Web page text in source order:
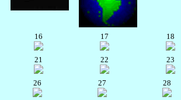
16 17 18
21 22 23
26 27 28